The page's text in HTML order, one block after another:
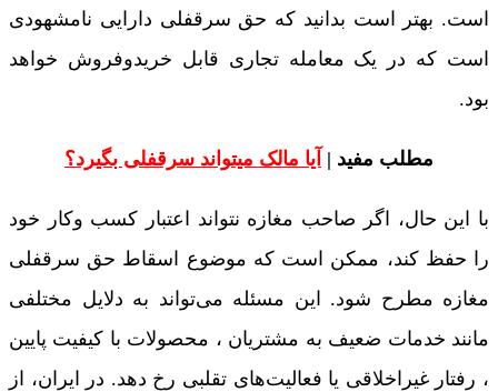
است. بهتر است بدانید که حق سرقفلی دارایی نامشهودی
است که در یک معامله تجاری قابل خریدوفروش خواهد
بود.
مطلب مفید | آیا مالک میتواند سرقفلی بگیرد؟
با این حال، اگر صاحب مغازه نتواند اعتبار کسب‌ وکار خود
را حفظ کند، ممکن است که موضوع اسقاط حق سرقفلی
مغازه مطرح شود. این مسئله می‌تواند به دلایل مختلفی
مانند خدمات ضعیف به مشتریان ، محصولات با کیفیت پایین
، رفتار غیراخلاقی یا فعالیت‌های تقلبی رخ دهد. در ایران، از